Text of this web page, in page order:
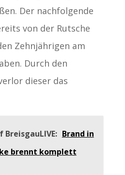
Der nachfolgende
von der Rutsche
Zehnjährigen am
Durch den
dieser das
Brand in
brennt komplett